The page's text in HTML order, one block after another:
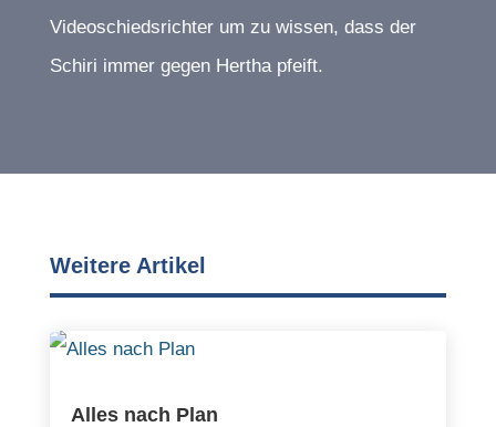
Videoschiedsrichter um zu wissen, dass der
Schiri immer gegen Hertha pfeift.
Weitere Artikel
Alles nach Plan